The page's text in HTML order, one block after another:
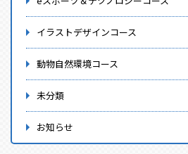
イラストデザインコース
動物自然環境コース
未分類
お知らせ